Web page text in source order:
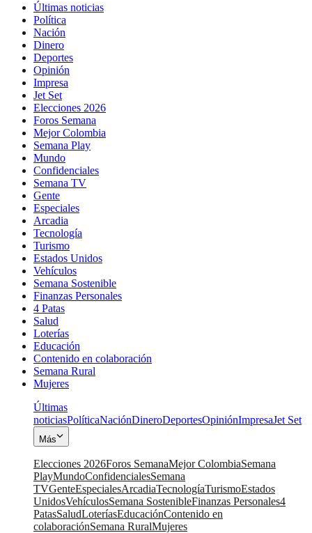
Últimas noticias
Política
Nación
Dinero
Deportes
Opinión
Impresa
Jet Set
Elecciones 2026
Foros Semana
Mejor Colombia
Semana Play
Mundo
Confidenciales
Semana TV
Gente
Especiales
Arcadia
Tecnología
Turismo
Estados Unidos
Vehículos
Semana Sostenible
Finanzas Personales
4 Patas
Salud
Loterías
Educación
Contenido en colaboración
Semana Rural
Mujeres
Últimas
noticiasPolíticaNaciónDineroDeportesOpiniónImpresaJet Set
Más
Elecciones 2026Foros SemanaMejor ColombiaSemana
PlayMundoConfidencialesSemana
TVGenteEspecialesArcadiaTecnologíaTurismoEstados
UnidosVehículosSemana SostenibleFinanzas Personales4
PatasSaludLoteríasEducaciónContenido en
colaboraciónSemana RuralMujeres